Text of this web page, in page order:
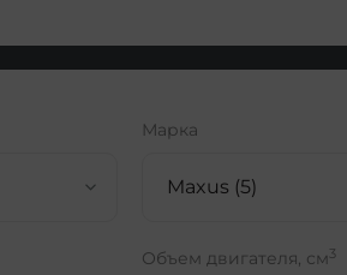
Марка
Maxus (5)
Объем двигателя, см3